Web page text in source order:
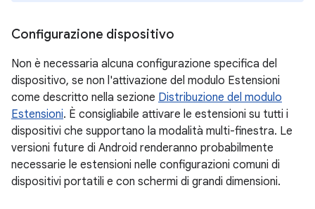
Configurazione dispositivo
Non è necessaria alcuna configurazione specifica del
dispositivo, se non l'attivazione del modulo Estensioni
come descritto nella sezione Distribuzione del modulo
Estensioni. È consigliabile attivare le estensioni su tutti i
dispositivi che supportano la modalità multi-finestra. Le
versioni future di Android renderanno probabilmente
necessarie le estensioni nelle configurazioni comuni di
dispositivi portatili e con schermi di grandi dimensioni.